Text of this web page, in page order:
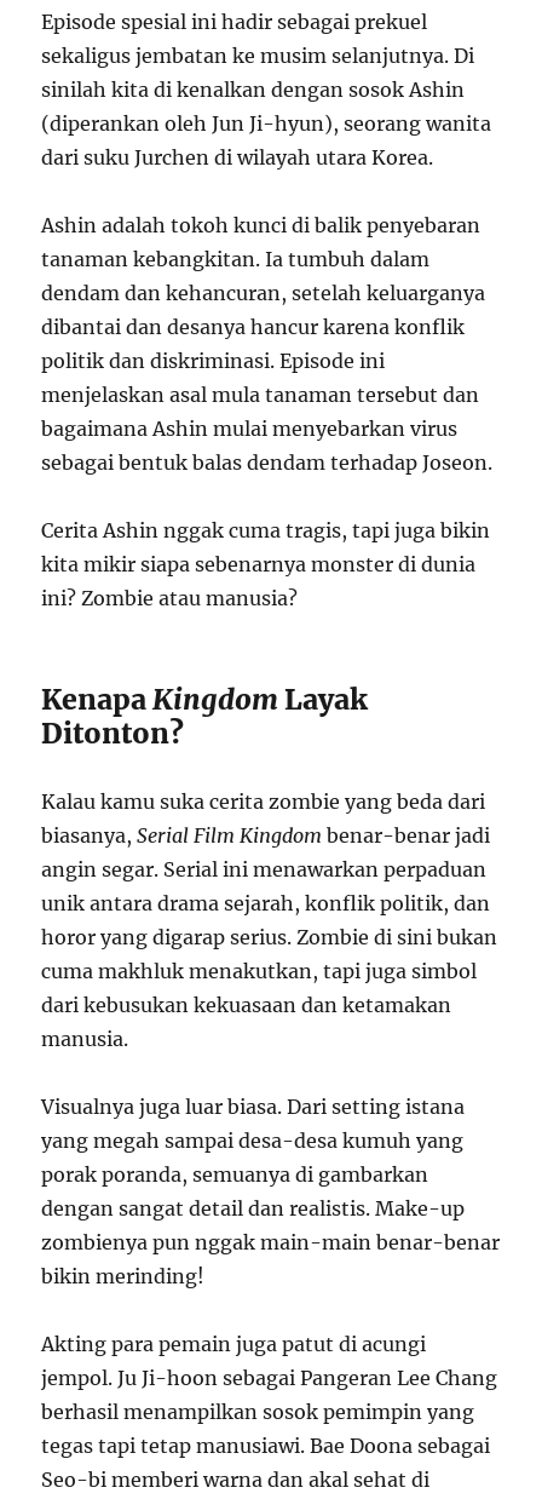
Episode spesial ini hadir sebagai prekuel
sekaligus jembatan ke musim selanjutnya. Di
sinilah kita di kenalkan dengan sosok Ashin
(diperankan oleh Jun Ji-hyun), seorang wanita
dari suku Jurchen di wilayah utara Korea.
Ashin adalah tokoh kunci di balik penyebaran
tanaman kebangkitan. Ia tumbuh dalam
dendam dan kehancuran, setelah keluarganya
dibantai dan desanya hancur karena konflik
politik dan diskriminasi. Episode ini
menjelaskan asal mula tanaman tersebut dan
bagaimana Ashin mulai menyebarkan virus
sebagai bentuk balas dendam terhadap Joseon.
Cerita Ashin nggak cuma tragis, tapi juga bikin
kita mikir siapa sebenarnya monster di dunia
ini? Zombie atau manusia?
KenapaKingdom Layak
Ditonton?
Kalau kamu suka cerita zombie yang beda dari
biasanya,Serial Film Kingdom benar-benar jadi
angin segar. Serial ini menawarkan perpaduan
unik antara drama sejarah, konflik politik, dan
horor yang digarap serius. Zombie di sini bukan
cuma makhluk menakutkan, tapi juga simbol
dari kebusukan kekuasaan dan ketamakan
manusia.
Visualnya juga luar biasa. Dari setting istana
yang megah sampai desa-desa kumuh yang
porak poranda, semuanya di gambarkan
dengan sangat detail dan realistis. Make-up
zombienya pun nggak main-main benar-benar
bikin merinding!
Akting para pemain juga patut di acungi
jempol. Ju Ji-hoon sebagai Pangeran Lee Chang
berhasil menampilkan sosok pemimpin yang
tegas tapi tetap manusiawi. Bae Doona sebagai
Seo-bi memberi warna dan akal sehat di